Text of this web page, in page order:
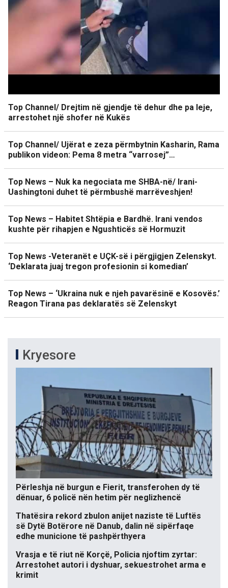
Top Channel/ Drejtim në gjendje të dehur dhe pa leje,
arrestohet një shofer në Kukës
Top Channel/ Ujërat e zeza përmbytnin Kasharin, Rama
publikon videon: Pema 8 metra “varrosej”…
Top News – Nuk ka negociata me SHBA-në/ Irani-
Uashingtoni duhet të përmbushë marrëveshjen!
Top News – Habitet Shtëpia e Bardhë. Irani vendos
kushte për rihapjen e Ngushticës së Hormuzit
Top News -Veteranët e UÇK-së i përgjigjen Zelenskyt.
‘Deklarata juaj tregon profesionin si komedian’
Top News – ‘Ukraina nuk e njeh pavarësinë e Kosovës.’
Reagon Tirana pas deklaratës së Zelenskyt
Kryesore
Përleshja në burgun e Fierit, transferohen dy të
dënuar, 6 policë nën hetim për neglizhencë
Thatësira rekord zbulon anijet naziste të Luftës
së Dytë Botërore në Danub, dalin në sipërfaqe
edhe municione të pashpërthyera
Vrasja e të riut në Korçë, Policia njoftim zyrtar:
Arrestohet autori i dyshuar, sekuestrohet arma e
krimit